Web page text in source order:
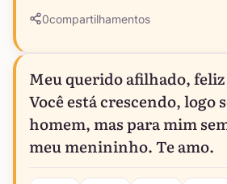
0compartilhamentos
Meu querido afilhado,
Você está crescendo, logo
homem, mas para mim
meu menininho. Te amo.